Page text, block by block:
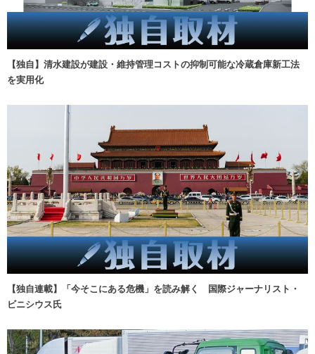
【独自】清水建設が建設・維持管理コストの抑制可能な冷蔵倉庫新工法
を実用化
【独自連載】「今そこにある危機」を読み解く 国際ジャーナリスト・
ビニシウス氏